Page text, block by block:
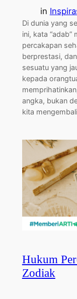
in
Di dunia yang
ini, kata “adab”
percakapan
berprestasi,
sesuatu yang
kepada
angka, bukan
kita
Hukum
Zodiak